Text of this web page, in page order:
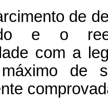
de
e o
com a
de